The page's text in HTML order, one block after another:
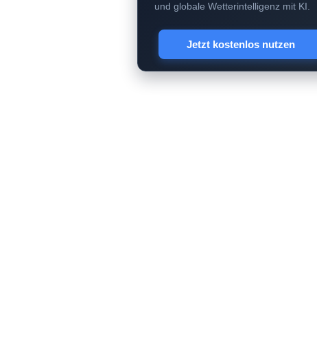
und globale Wetterintelligenz mit KI.
Jetzt kostenlos nutzen